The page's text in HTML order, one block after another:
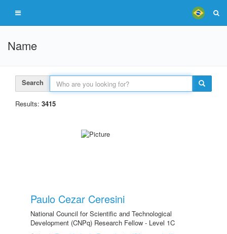
Name
Search
Results: 3415
Paulo Cezar Ceresini
National Council for Scientific and Technological
Development (CNPq) Research Fellow - Level 1C